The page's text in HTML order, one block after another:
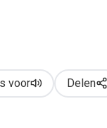
voor Delen